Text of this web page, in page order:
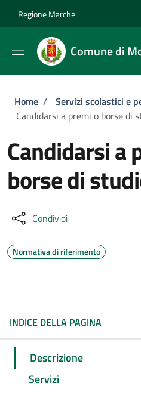
Regione Marche
Comune di
Briciole di pane
Home / Servizi scolastici e
Candidarsi a premi o borse di
Candidarsi a
borse di
Condividi
Normativa di riferimento
INDICE DELLA PAGINA
Descrizione
Servizi